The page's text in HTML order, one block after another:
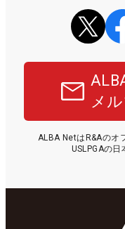
メ
ALBA NetはR&Aのオ
USLPGAの日